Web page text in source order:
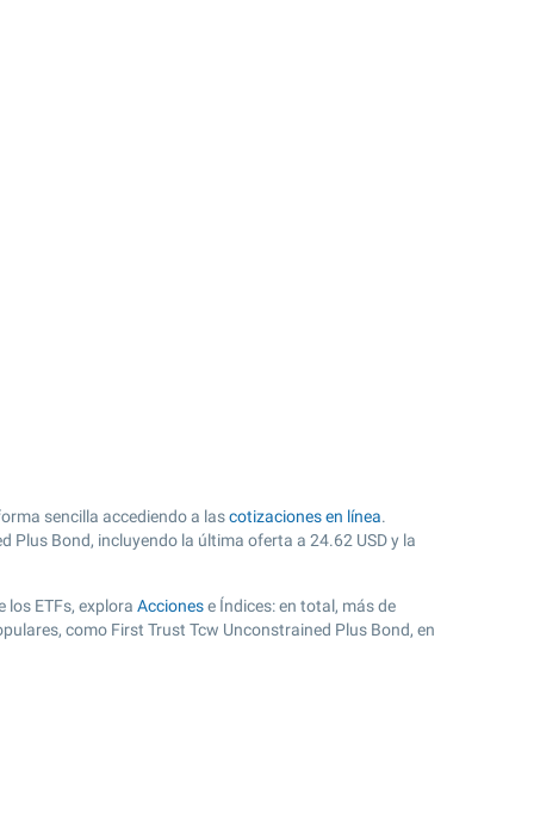
sencilla accediendo a lascotizaciones en línea.
Plus Bond, incluyendo la última oferta a 24.62 USD y la
ETFs, explora Accionese Índices: en total, más de
como First Trust Tcw Unconstrained Plus Bond, en